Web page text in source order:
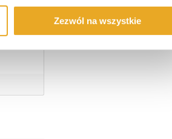
Zezwól na wszystkie
Login